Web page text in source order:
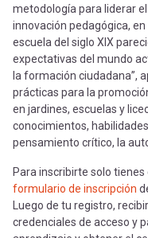
metodología para liderar
innovación pedagógica,
escuela del siglo XIX
expectativas del mundo
la formación ciudadana”,
prácticas para la
en jardines, escuelas y
conocimientos,
pensamiento crítico, la
Para inscribirte solo tienes
formulario de inscripción
Luego de tu registro,
credenciales de acceso y